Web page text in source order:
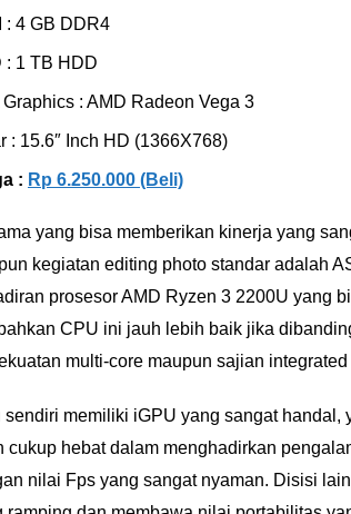
: 4 GB DDR4
: 1 TB HDD
Graphics : AMD Radeon Vega 3
: 15.6″ Inch HD (1366X768)
: Rp 6.250.000 (Beli)
yang bisa memberikan kinerja yang
kegiatan editing photo standar adalah
prosesor AMD Ryzen 3 2200U yang
CPU ini jauh lebih baik jika
multi-core maupun sajian integrated
sendiri memiliki iGPU yang sangat
cukup hebat dalam menghadirkan
nilai Fps yang sangat nyaman. Disisi